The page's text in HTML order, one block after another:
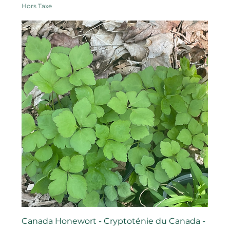
Hors Taxe
Canada Honewort - Cryptoténie du Canada -